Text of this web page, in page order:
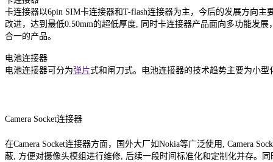
卡连接器以6pin SIM卡连接器和T-flash连接器为主，今后的发展方向
改进，达到最低0.50mm的超低厚度, 同时卡连接器产品面向多功能发
合一的产品。
电池连接器
电池连接器可分为弹片式和闸刀式。电池连接器的技术趋势主要为小
Camera Socket连接器
在Camera Socket连接器方面，国外大厂如Nokia等广泛使用, Camera
蔽, 方便对摄像头模组进行维修, 后续一段时间标准化和定制化并存。